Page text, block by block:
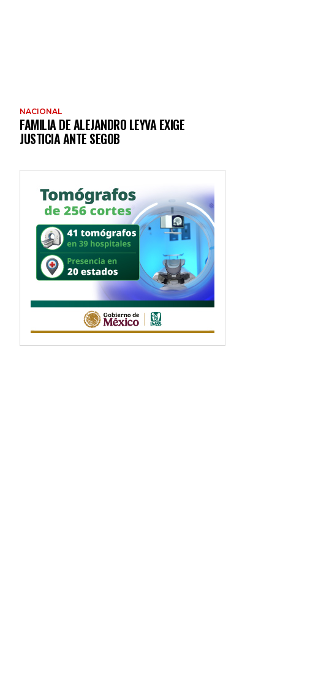
NACIONAL
FAMILIA DE ALEJANDRO LEYVA EXIGE
JUSTICIA ANTE SEGOB